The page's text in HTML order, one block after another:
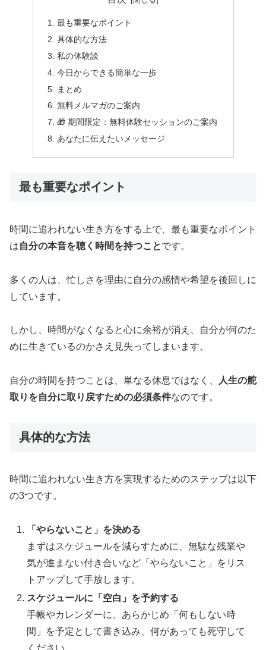
最も重要なポイント
具体的な方法
私の体験談
今日からできる簡単な一歩
まとめ
無料メルマガのご案内
🎁 期間限定：無料体験セッションのご案内
あなたに伝えたいメッセージ
最も重要なポイント
時間に追われない生き方をする上で、最も重要なポイント
は自分の本音を聴く時間を持つことです。
多くの人は、忙しさを理由に自分の感情や希望を後回しに
しています。
しかし、時間がなくなると心に余裕が消え、自分が何のた
めに生きているのかさえ見失ってしまいます。
自分の時間を持つことは、単なる休息ではなく、
人生の舵
取りを自分に取り戻すための必須条件なのです。
具体的な方法
時間に追われない生き方を実現するためのステップは以下
の3つです。
「やらないこと」を決める
まずはスケジュールを減らすために、無駄な残業や
気が進まない付き合いなど「やらないこと」をリス
トアップして手放します。
スケジュールに「空白」を予約する
手帳やカレンダーに、あらかじめ「何もしない時
間」を予定として書き込み、何があっても死守して